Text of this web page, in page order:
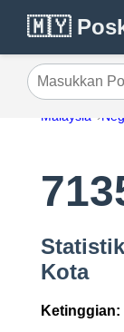
🇲🇾
Masukkan
Malaysia
Kota
Ketinggian: